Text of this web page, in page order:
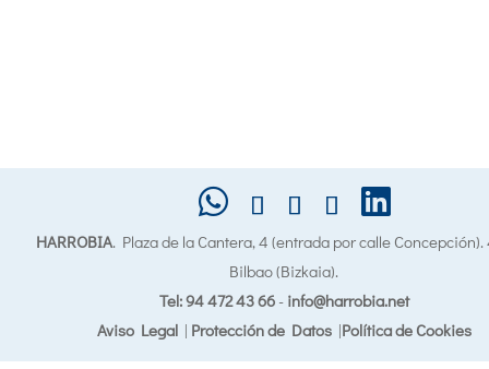
HARROBIA. Plaza de la Cantera, 4 (entrada por calle
Bilbao (Bizkaia).
Tel: 94 472 43 66- info@harrobia.net
Aviso Legal| Protección de Datos|Política de Cookies